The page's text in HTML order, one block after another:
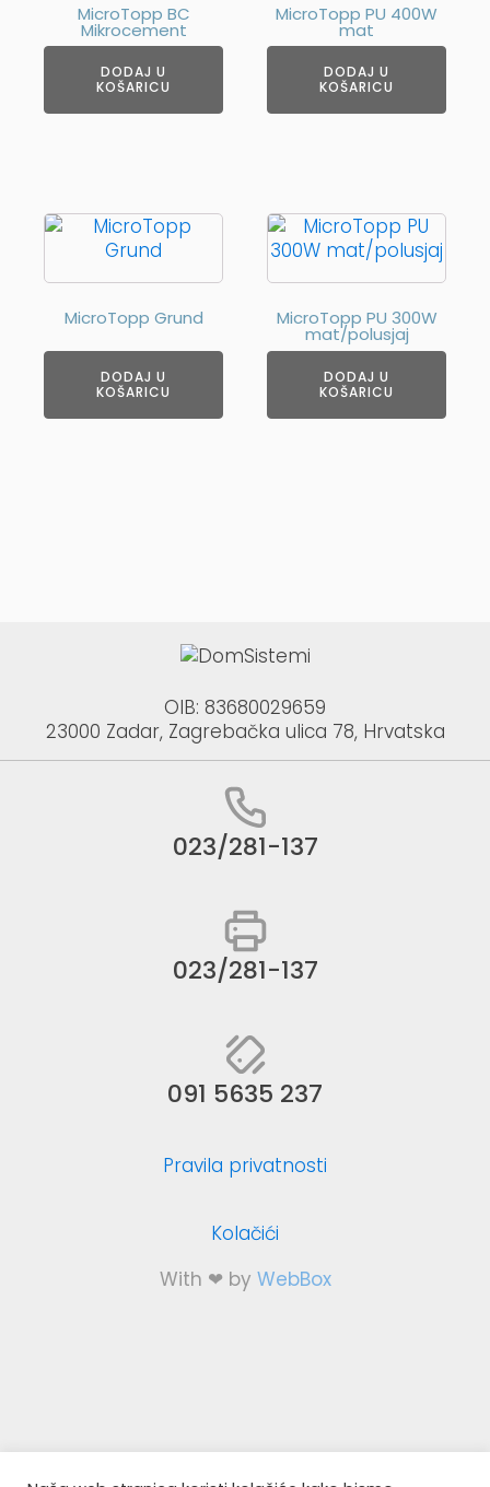
MicroTopp BC
Mikrocement
DODAJ U
KOŠARICU
MicroTopp PU 400W
mat
DODAJ U
KOŠARICU
MicroTopp Grund
DODAJ U
KOŠARICU
MicroTopp PU 300W
mat/polusjaj
DODAJ U
KOŠARICU
OIB: 83680029659
23000 Zadar, Zagrebačka ulica 78, Hrvatska
023/281-137
023/281-137
091 5635 237
Pravila privatnosti
Kolačići
With ❤ by WebBox